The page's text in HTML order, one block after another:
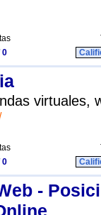
0
virtuales,
0
-